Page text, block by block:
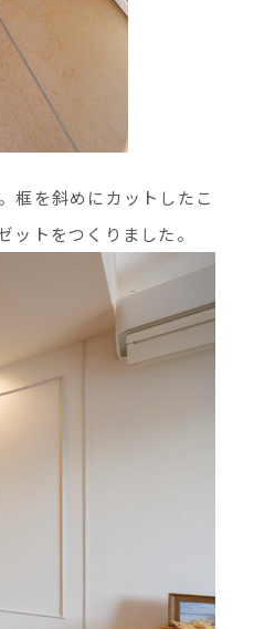
框を斜めにカットしたこ
トをつくりました。